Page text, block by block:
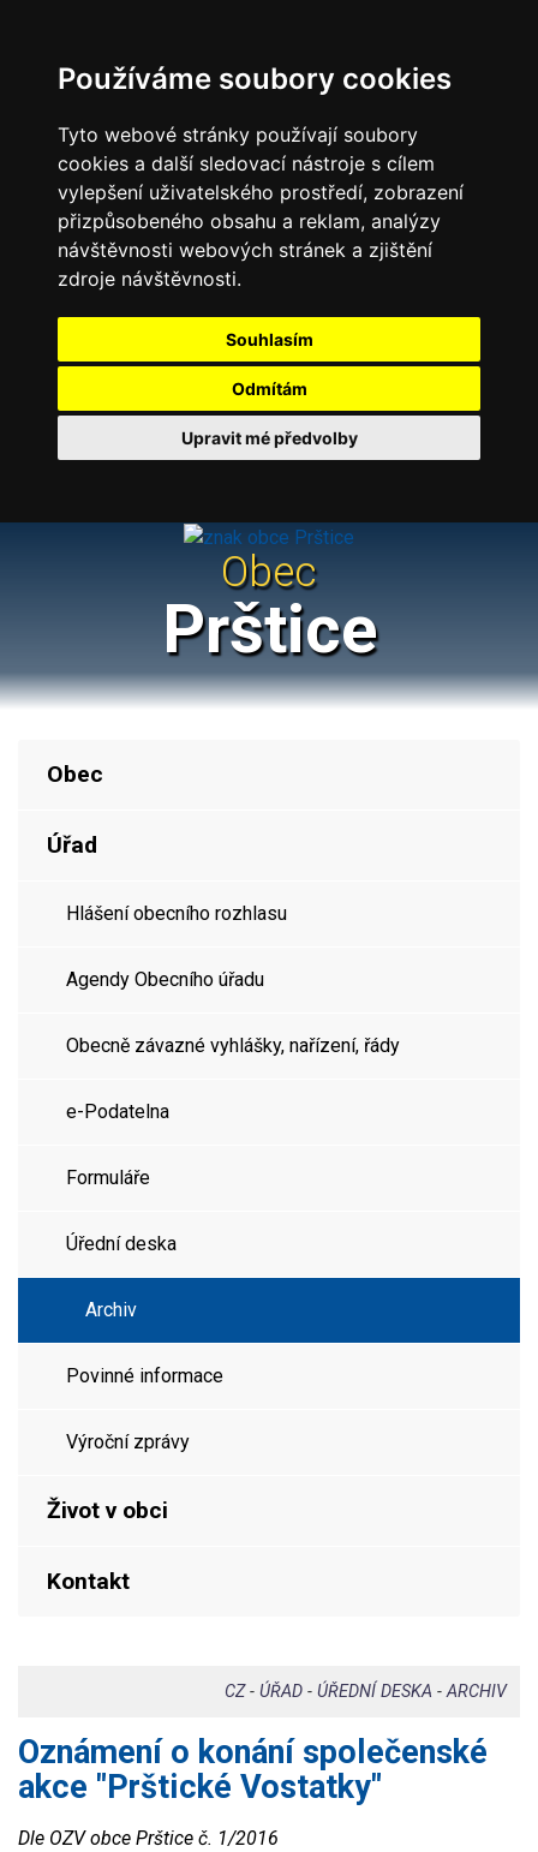
Používáme soubory cookies
Tyto webové stránky používají soubory
cookies a další sledovací nástroje s cílem
vylepšení uživatelského prostředí, zobrazení
přizpůsobeného obsahu a reklam, analýzy
návštěvnosti webových stránek a zjištění
zdroje návštěvnosti.
Souhlasím
Odmítám
Upravit mé předvolby
Obec
Prštice
Obec
Úřad
Hlášení obecního rozhlasu
Agendy Obecního úřadu
Obecně závazné vyhlášky, nařízení, řády
e-Podatelna
Formuláře
Úřední deska
Archiv
Povinné informace
Výroční zprávy
Život v obci
Kontakt
CZ- ÚŘAD- ÚŘEDNÍ DESKA -ARCHIV
Oznámení o konání společenské
akce "Prštické Vostatky"
Dle OZV obce Prštice č. 1/2016